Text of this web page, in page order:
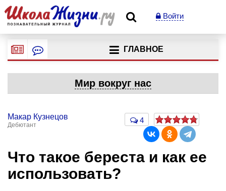
Войти
ГЛАВНОЕ
Мир вокруг нас
Макар Кузнецов
Дебютант
4
Что такое береста и как ее
использовать?